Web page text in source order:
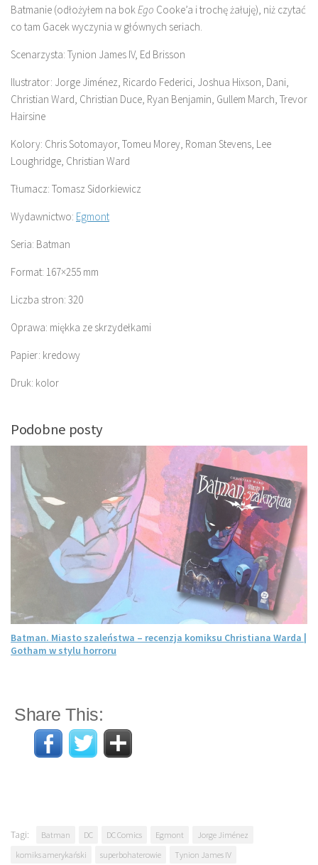
Batmanie (odłożyłem na bokEgo Cooke’a i trochę żałuję), niż czytać
co tam Gacek wyczynia w głównych seriach.
Scenarzysta: Tynion James IV, Ed Brisson
Ilustrator: Jorge Jiménez, Ricardo Federici, Joshua Hixson, Dani,
Christian Ward, Christian Duce, Ryan Benjamin, Gullem March, Trevor
Hairsine
Kolory: Chris Sotomayor, Tomeu Morey, Roman Stevens, Lee
Loughridge, Christian Ward
Tłumacz: Tomasz Sidorkiewicz
Wydawnictwo: Egmont
Seria: Batman
Format: 167×255 mm
Liczba stron: 320
Oprawa: miękka ze skrzydełkami
Papier: kredowy
Druk: kolor
Podobne posty
Batman. Miasto szaleństwa – recenzja komiksu Christiana Warda |
Gotham w stylu horroru
Share This:
Tagi: Batman DC DC Comics Egmont
Jorge Jiménez
komiks amerykański
superbohaterowie Tynion James IV